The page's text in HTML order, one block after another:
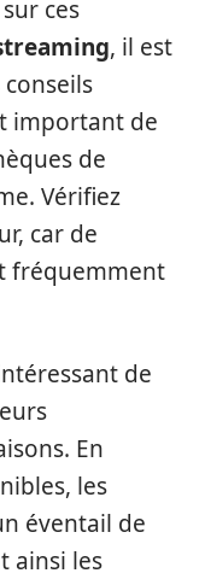
ces
, il est
important de
de
Vérifiez
car de
fréquemment
de
En
les
éventail de
ainsi les